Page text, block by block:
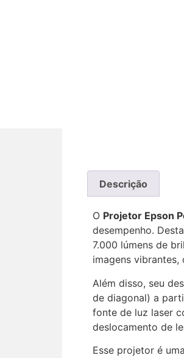
Descrição
O Projetor Epson
desempenho.
7.000 lúmens de
imagens
Além disso, seu
de diagonal) a
fonte de luz laser
deslocamento de
Esse projetor é